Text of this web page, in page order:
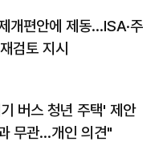
개편안에 제동…ISA·주
검토 지시
버스 청년 주택' 제안
무관…개인 의견"